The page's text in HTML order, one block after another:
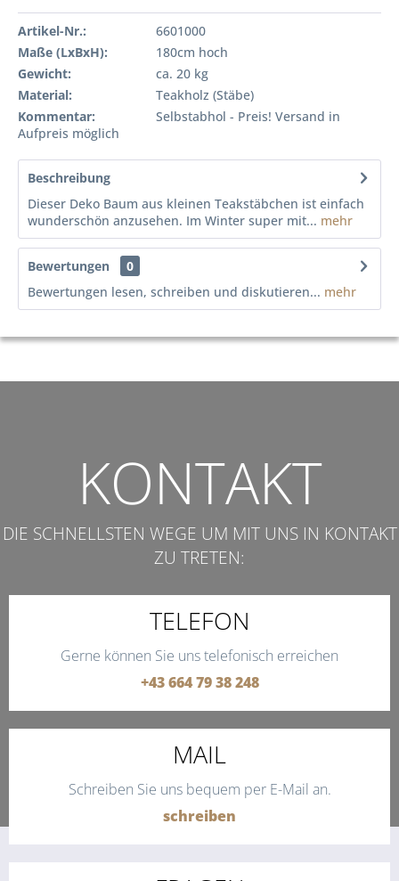
Artikel-Nr.:
6601000
Maße (LxBxH):
180cm hoch
Gewicht:
ca. 20 kg
Material:
Teakholz (Stäbe)
Kommentar:
Selbstabhol - Preis! Versand in
Aufpreis möglich
Beschreibung
Dieser Deko Baum aus kleinen Teakstäbchen ist einfach
wunderschön anzusehen. Im Winter super mit... mehr
Bewertungen
0
Bewertungen lesen, schreiben und diskutieren... mehr
KONTAKT
DIE SCHNELLSTEN WEGE UM MIT UNS IN KONTAKT
ZU TRETEN:
TELEFON
Gerne können Sie uns telefonisch erreichen
+43 664 79 38 248
MAIL
Schreiben Sie uns bequem per E-Mail an.
schreiben